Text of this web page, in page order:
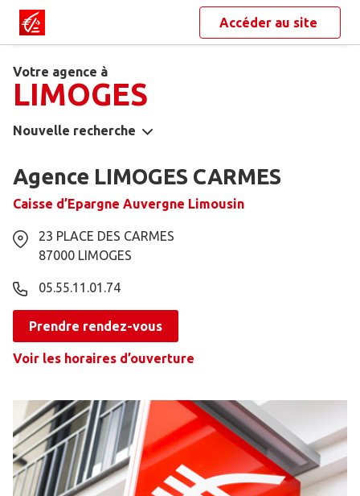
Accéder au site
Votre agence à
LIMOGES
Nouvelle recherche
Agence LIMOGES CARMES
Caisse d’Epargne Auvergne Limousin
23 PLACE DES CARMES
87000 LIMOGES
05.55.11.01.74
Prendre rendez-vous
Voir les horaires d’ouverture